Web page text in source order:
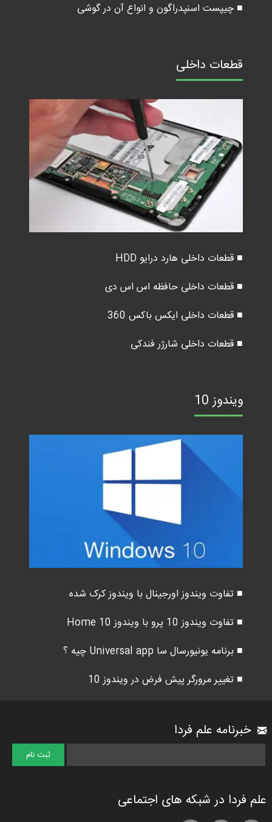
■ چیپست اسنپدراگون و انواع آن در گوشی
قطعات داخلی
■ قطعات داخلی هارد درایو HDD
■ قطعات داخلی حافظه اس اس دی
■ قطعات داخلی ایکس باکس 360
■ قطعات داخلی شارژر فندکی
ویندوز 10
■ تفاوت ویندوز اورجینال با ویندوز کرک شده
■ تفاوت ویندوز 10 پرو با ویندوز 10 Home
■ برنامه یونیورسال سا Universal app چیه ؟
■ تغییر مرورگر پیش فرض در ویندوز 10
خبرنامه علم فردا
علم فردا در شبکه های اجتماعی